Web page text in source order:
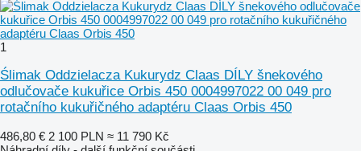
1
Ślimak Oddzielacza Kukurydz Claas DÍLY šnekového
odlučovače kukuřice Orbis 450 0004997022 00 049 pro
rotačního kukuřičného adaptéru Claas Orbis 450
486,80 € 2 100 PLN ≈ 11 790 Kč